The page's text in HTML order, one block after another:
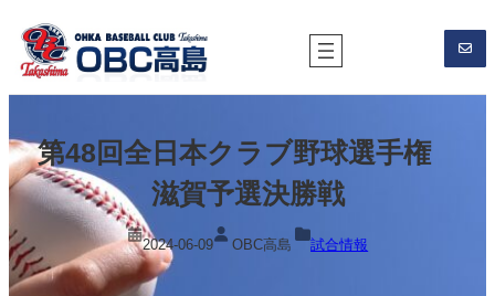
を
ス
ッ
プ
第48回全日本クラブ野球選手権
滋賀予選決勝戦
2024-06-09 OBC高島 試合情報